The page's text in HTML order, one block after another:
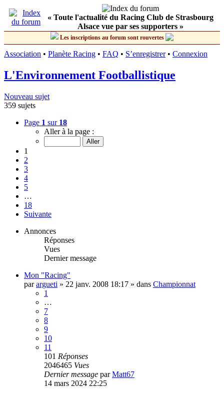
« Toute l'actualité du Racing Club de Strasbourg
Alsace vue par ses supporters »
Les inscriptions au forum sont rouvertes
Association • Planète Racing • FAQ • S’enregistrer• Connexion
L'Environnement Footballistique
Nouveau sujet
359 sujets
Page 1 sur 18
Aller à la page :
1
2
3
4
5
…
18
Suivante
Annonces
Réponses
Vues
Dernier message
Mon "Racing"
parargueti » 22 janv. 2008 18:17 » dans Championnat
1
…
7
8
9
10
11
101 Réponses
2046465 Vues
Dernier message parMatt67
14 mars 2024 22:25